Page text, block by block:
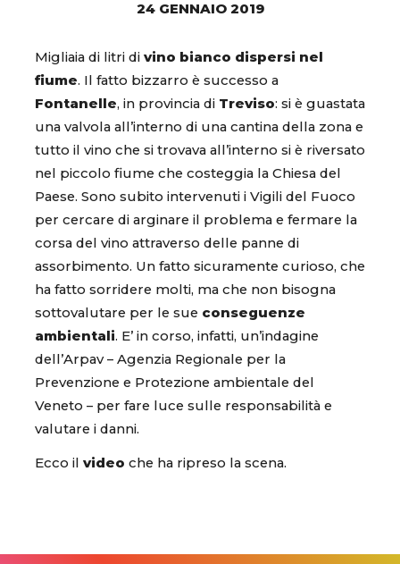
24 GENNAIO 2019
Migliaia di litri di vino bianco dispersi nel
fiume. Il fatto bizzarro è successo a
Fontanelle, in provincia di Treviso: si è guastata
una valvola all’interno di una cantina della zona e
tutto il vino che si trovava all’interno si è riversato
nel piccolo fiume che costeggia la Chiesa del
Paese. Sono subito intervenuti i Vigili del Fuoco
per cercare di arginare il problema e fermare la
corsa del vino attraverso delle panne di
assorbimento. Un fatto sicuramente curioso, che
ha fatto sorridere molti, ma che non bisogna
sottovalutare per le sue conseguenze
ambientali. E’ in corso, infatti, un’indagine
dell’Arpav – Agenzia Regionale per la
Prevenzione e Protezione ambientale del
Veneto – per fare luce sulle responsabilità e
valutare i danni.
Ecco il video che ha ripreso la scena.